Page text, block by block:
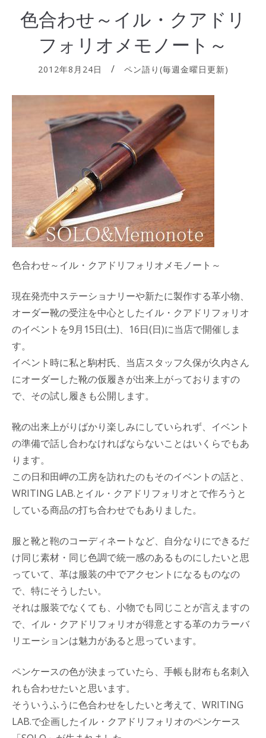
色合わせ～イル・クアドリ
フォリオメモノート～
2012年8月24日 ペン語り(毎週金曜日更新)
色合わせ～イル・クアドリフォリオメモノート～
現在発売中ステーショナリーや新たに製作する革小物、
オーダー靴の受注を中心としたイル・クアドリフォリオ
のイベントを9月15日(土)、16日(日)に当店で開催しま
す。
イベント時に私と駒村氏、当店スタッフ久保が久内さん
にオーダーした靴の仮履きが出来上がっておりますの
で、その試し履きも公開します。
靴の出来上がりばかり楽しみにしていられず、イベント
の準備で話し合わなければならないことはいくらでもあ
ります。
この日和田岬の工房を訪れたのもそのイベントの話と、
WRITING LAB.とイル・クアドリフォリオとで作ろうと
している商品の打ち合わせでもありました。
服と靴と鞄のコーディネートなど、自分なりにできるだ
け同じ素材・同じ色調で統一感のあるものにしたいと思
っていて、革は服装の中でアクセントになるものなの
で、特にそうしたい。
それは服装でなくても、小物でも同じことが言えますの
で、イル・クアドリフォリオが得意とする革のカラーバ
リエーションは魅力があると思っています。
ペンケースの色が決まっていたら、手帳も財布も名刺入
れも合わせたいと思います。
そういうふうに色合わせをしたいと考えて、WRITING
LAB.で企画したイル・クアドリフォリオのペンケース